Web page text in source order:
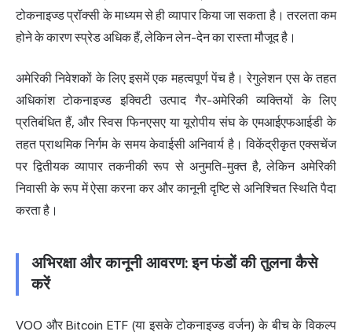
टोकनाइज्ड प्रॉक्सी के माध्यम से ही व्यापार किया जा सकता है। तरलता कम
होने के कारण स्प्रेड अधिक हैं, लेकिन लेन-देन का रास्ता मौजूद है।
अमेरिकी निवेशकों के लिए इसमें एक महत्वपूर्ण पेंच है। रेगुलेशन एस के तहत
अधिकांश टोकनाइज्ड इक्विटी उत्पाद गैर-अमेरिकी व्यक्तियों के लिए
प्रतिबंधित हैं, और स्विस फिनएसए या यूरोपीय संघ के एमआईएफआईडी के
तहत प्राथमिक निर्गम के समय केवाईसी अनिवार्य है। विकेंद्रीकृत एक्सचेंज
पर द्वितीयक व्यापार तकनीकी रूप से अनुमति-मुक्त है, लेकिन अमेरिकी
निवासी के रूप में ऐसा करना कर और कानूनी दृष्टि से अनिश्चित स्थिति पैदा
करता है।
अभिरक्षा और कानूनी आवरण: इन फंडों की तुलना कैसे
करें
VOO और Bitcoin ETF (या इसके टोकनाइज्ड वर्जन) के बीच के विकल्प